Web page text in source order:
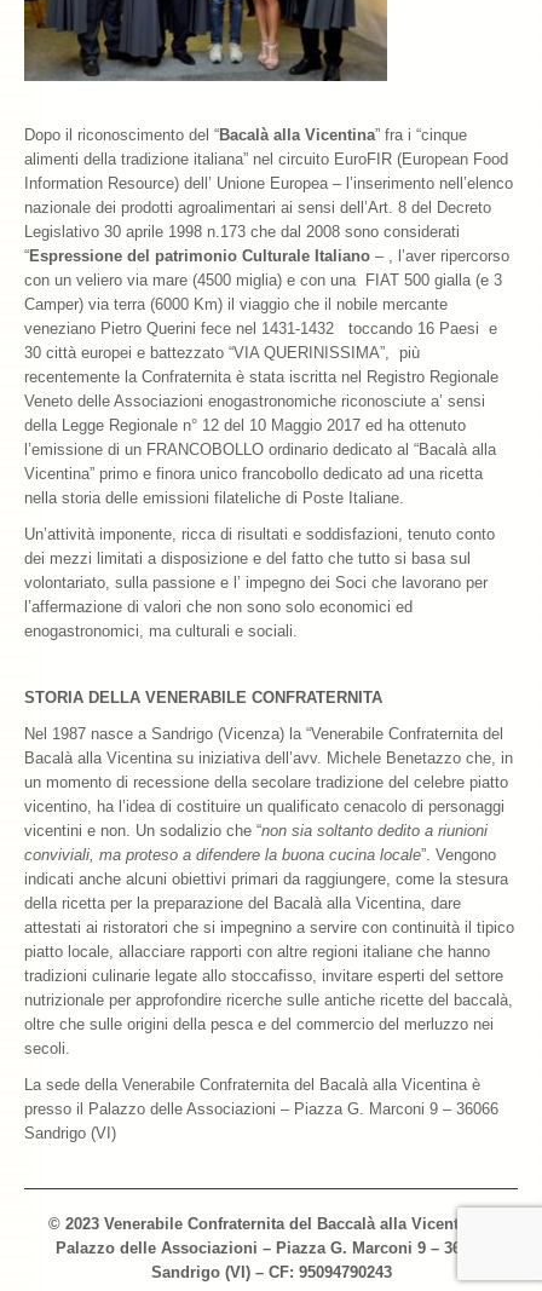
Dopo il riconoscimento del “Bacalà alla Vicentina” fra i “cinque
alimenti della tradizione italiana” nel circuito EuroFIR (European Food
Information Resource) dell’ Unione Europea – l’inserimento nell’elenco
nazionale dei prodotti agroalimentari ai sensi dell’Art. 8 del Decreto
Legislativo 30 aprile 1998 n.173 che dal 2008 sono considerati
“Espressione del patrimonio Culturale Italiano – , l’aver ripercorso
con un veliero via mare (4500 miglia) e con una FIAT 500 gialla (e 3
Camper) via terra (6000 Km) il viaggio che il nobile mercante
veneziano Pietro Querini fece nel 1431-1432 toccando 16 Paesi e
30 città europei e battezzato “VIA QUERINISSIMA”, più
recentemente la Confraternita è stata iscritta nel Registro Regionale
Veneto delle Associazioni enogastronomiche riconosciute a’ sensi
della Legge Regionale n° 12 del 10 Maggio 2017 ed ha ottenuto
l’emissione di un FRANCOBOLLO ordinario dedicato al “Bacalà alla
Vicentina” primo e finora unico francobollo dedicato ad una ricetta
nella storia delle emissioni filateliche di Poste Italiane.
Un’attività imponente, ricca di risultati e soddisfazioni, tenuto conto
dei mezzi limitati a disposizione e del fatto che tutto si basa sul
volontariato, sulla passione e l’ impegno dei Soci che lavorano per
l’affermazione di valori che non sono solo economici ed
enogastronomici, ma culturali e sociali.
STORIA DELLA VENERABILE CONFRATERNITA
Nel 1987 nasce a Sandrigo (Vicenza) la “Venerabile Confraternita del
Bacalà alla Vicentina su iniziativa dell’avv. Michele Benetazzo che, in
un momento di recessione della secolare tradizione del celebre piatto
vicentino, ha l’idea di costituire un qualificato cenacolo di personaggi
vicentini e non. Un sodalizio che “non sia soltanto dedito a riunioni
conviviali, ma proteso a difendere la buona cucina locale”. Vengono
indicati anche alcuni obiettivi primari da raggiungere, come la stesura
della ricetta per la preparazione del Bacalà alla Vicentina, dare
attestati ai ristoratori che si impegnino a servire con continuità il tipico
piatto locale, allacciare rapporti con altre regioni italiane che hanno
tradizioni culinarie legate allo stoccafisso, invitare esperti del settore
nutrizionale per approfondire ricerche sulle antiche ricette del baccalà,
oltre che sulle origini della pesca e del commercio del merluzzo nei
secoli.
La sede della Venerabile Confraternita del Bacalà alla Vicentina è
presso il Palazzo delle Associazioni – Piazza G. Marconi 9 – 36066
Sandrigo (VI)
© 2023 Venerabile Confraternita del Baccalà alla Vicentina –
Palazzo delle Associazioni – Piazza G. Marconi 9 – 36066
Sandrigo (VI) – CF: 95094790243